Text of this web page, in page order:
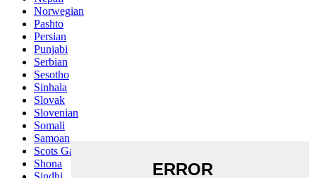
Norwegian
Pashto
Persian
Punjabi
Serbian
Sesotho
Sinhala
Slovak
Slovenian
Somali
Samoan
Scots Gaelic
Shona